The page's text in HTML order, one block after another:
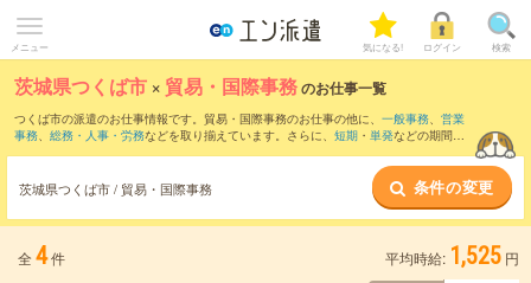
メニュー 気になる! ログイン 検索
茨城県つくば市 × 貿易・国際事務のお仕事一覧
つくば市の派遣のお仕事情報です。貿易・国際事務のお仕事の他に、 一般事務、 営業
事務、 総務・人事・労務などを取り揃えています。さらに、 短期 ・ 単発などの期間
茨城県つくば市 / 貿易・国際事務 条件の変更
全 4件 平均時給: 1,525 円